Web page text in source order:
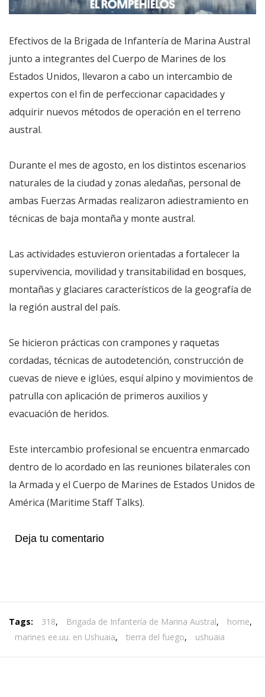
Efectivos de la Brigada de Infantería de Marina Austral
junto a integrantes del Cuerpo de Marines de los
Estados Unidos, llevaron a cabo un intercambio de
expertos con el fin de perfeccionar capacidades y
adquirir nuevos métodos de operación en el terreno
austral.
Durante el mes de agosto, en los distintos escenarios
naturales de la ciudad y zonas aledañas, personal de
ambas Fuerzas Armadas realizaron adiestramiento en
técnicas de baja montaña y monte austral.
Las actividades estuvieron orientadas a fortalecer la
supervivencia, movilidad y transitabilidad en bosques,
montañas y glaciares característicos de la geografía de
la región austral del país.
Se hicieron prácticas con crampones y raquetas
cordadas, técnicas de autodetención, construcción de
cuevas de nieve e iglúes, esquí alpino y movimientos de
patrulla con aplicación de primeros auxilios y
evacuación de heridos.
Este intercambio profesional se encuentra enmarcado
dentro de lo acordado en las reuniones bilaterales con
la Armada y el Cuerpo de Marines de Estados Unidos de
América (Maritime Staff Talks).
Deja tu comentario
Tags: 318, Brigada de Infantería de Marina Austral, home,
marines ee.uu. en Ushuaia, tierra del fuego, ushuaia